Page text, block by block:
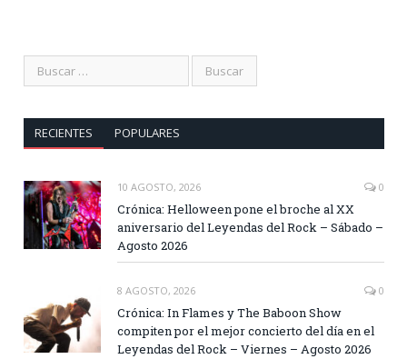
RECIENTES POPULARES
10 AGOSTO, 2026 0
Crónica: Helloween pone el broche al XX
aniversario del Leyendas del Rock – Sábado –
Agosto 2026
8 AGOSTO, 2026 0
Crónica: In Flames y The Baboon Show
compiten por el mejor concierto del día en el
Leyendas del Rock – Viernes – Agosto 2026